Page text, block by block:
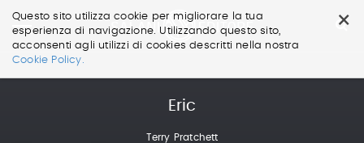
×
Questo sito utilizza cookie per migliorare la tua
esperienza di navigazione. Utilizzando questo sito,
acconsenti agli utilizzi di cookies descritti nella nostra
Cookie Policy.
Salta
Eric
Terry Pratchett